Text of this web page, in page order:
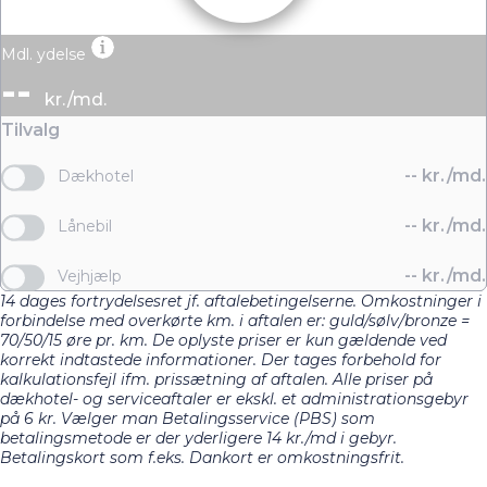
arranger en prøvetur.
Kom og oplev hvordan denne Opel Combo kan
understøtte din virksomhed med dens kapacitet og
effektivitet. Vi glæder os til at hjælpe dig med din næste
Mdl. ydelse
--
kr./md.
Tilvalg
Dækhotel -- kr./md.
Lånebil -- kr./md.
Vejhjælp -- kr./md.
14 dages fortrydelsesret jf. aftalebetingelserne. Omkostninger i
forbindelse med overkørte km. i aftalen er: guld/sølv/bronze =
70/50/15 øre pr. km. De oplyste priser er kun gældende ved
korrekt indtastede informationer. Der tages forbehold for
kalkulationsfejl ifm. prissætning af aftalen. Alle priser på
dækhotel- og serviceaftaler er ekskl. et administrationsgebyr
på 6 kr. Vælger man Betalingsservice (PBS) som
betalingsmetode er der yderligere 14 kr./md i gebyr.
Betalingskort som f.eks. Dankort er omkostningsfrit.